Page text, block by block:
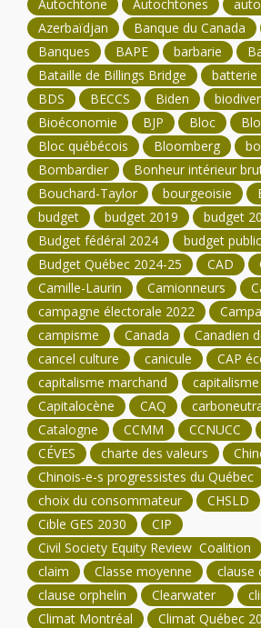
Autochtone Autochtones
Azerbaïdjan
Banque du Canada
Banques
BAPE barbarie
Bataille de Billings Bridge
batterie
BDS
BECCS Biden
Bioéconomie
BJP Bloc
Bloc québécois
Bloomberg
Bombardier
Bonheur intérieur
Bouchard-Taylor
bourgeoisie
budget
budget 2019
budget
Budget fédéral 2024
budget public
Budget Québec 2024-25
CAD
Camille-Laurin
Camionneurs
campagne électorale 2022
campisme
Canada
Canadien
cancel culture
canicule
CAP
capitalisme marchand
Capitalocène
CAQ
Catalogne
CCMM CCNUCC
CÉVES
charte des valeurs
Chinois-e-s progressistes du Québec
choix du consommateur
CHSLD
Cible GES 2030
CIP
Civil Society Equity Review Coalition
claim
Classe moyenne
clause
clause orphelin
Clearwater
Climat Montréal
Climat Québec